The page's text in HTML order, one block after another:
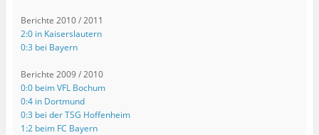
Berichte 2010 / 2011
2:0 in Kaiserslautern
0:3 bei Bayern
Berichte 2009 / 2010
0:0 beim VFL Bochum
0:4 in Dortmund
0:3 bei der TSG Hoffenheim
1:2 beim FC Bayern